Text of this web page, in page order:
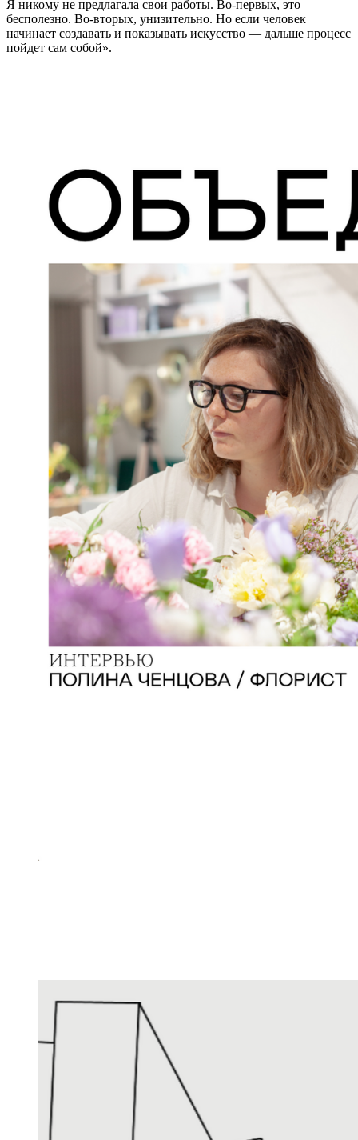
Я никому не предлагала свои работы. Во-первых, это
бесполезно. Во-вторых, унизительно. Но если человек
начинает создавать и показывать искусство — дальше процесс
пойдет сам собой».